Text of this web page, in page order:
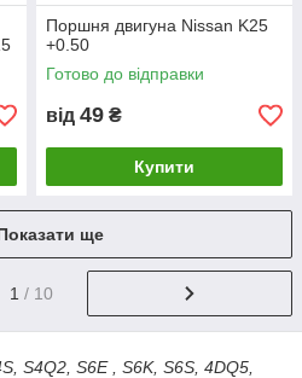
Поршня двигуна Nissan K25
+0.50
Готово до відправки
від 49 ₴
Купити
ще
1 / 10
S4Q2, S6E , S6K, S6S, 4DQ5,